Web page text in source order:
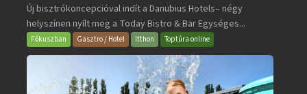
Bistro
&
Bar
bejegyzéshez
Új bisztrókoncepcióval indít a Danubius Hotels– négy
helyszínen nyílt meg a Today Bistro & Bar Egységes...
Fókuszban Gasztro / Hotel Itthon Toptúra online